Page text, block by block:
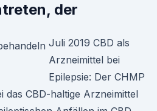
der
Juli 2019 CBD als
Arzneimittel bei
Epilepsie: Der CHMP
das CBD-haltige Arzneimittel